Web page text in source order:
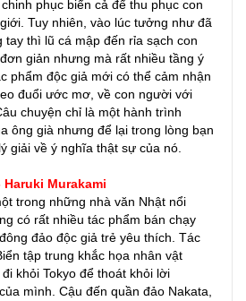
phục biển cả để thu phục con
Tuy nhiên, vào lúc tưởng như đã
tay thì lũ cá mập đến rỉa sạch con
giản nhưng mà rất nhiều tầng ý
phẩm độc giả mới có thể cảm nhận
đuổi ước mơ, về con người với
chuyện chỉ là một hành trình
ông già nhưng để lại trong lòng bạn
giải về ý nghĩa thật sự của nó.
Murakami
trong những nhà văn Nhật nổi
có rất nhiều tác phẩm bán chạy
đảo độc giả trẻ yêu thích. Tác
tập trung khắc họa nhân vật
khỏi Tokyo để thoát khỏi lời
mình. Cậu đến quần đảo Nakata,